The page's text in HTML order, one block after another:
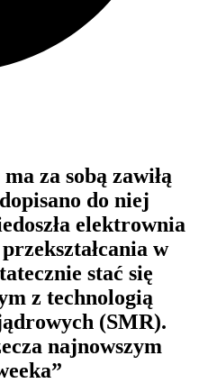
za sobą zawiłą
do niej
elektrownia
w
stać się
z technologią
(SMR).
najnowszym